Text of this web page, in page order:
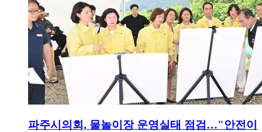
파주시의회, 물놀이장 운영실태 점검…"안전이